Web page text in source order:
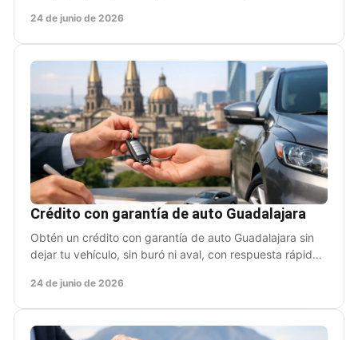
24 de junio de 2026
Crédito con garantía de auto Guadalajara
Obtén un crédito con garantía de auto Guadalajara sin
dejar tu vehículo, sin buró ni aval, con respuesta rápida
24 de junio de 2026